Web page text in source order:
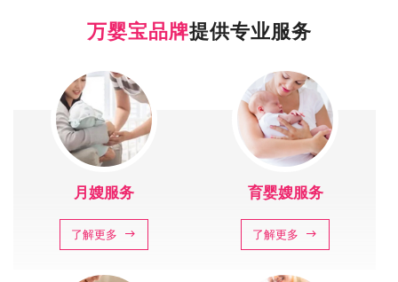
万婴宝品牌提供专业服务
月嫂服务
了解更多
育婴嫂服务
了解更多